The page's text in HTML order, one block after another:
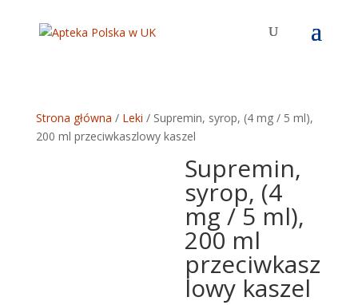
Strona główna / Leki / Supremin, syrop, (4 mg / 5 ml),
200 ml przeciwkaszlowy kaszel
Supremin,
syrop, (4
mg / 5 ml),
200 ml
przeciwkasz
lowy kaszel